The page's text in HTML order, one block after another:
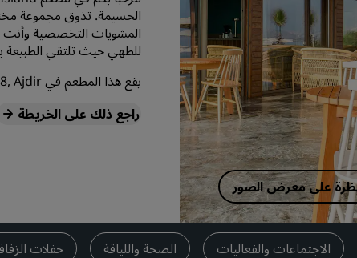
اطلب عرض أسعار
وجهات الفعاليات
البحث عن الرحلات
البحث عن مطعم
نظرة على معرض الصور
الحسيمة. تذوق مجموعة
للطهي حيث تلتقي الطبيعة
يقع هذا المطعم في Plage Sfiha KM 8, Ajdir, الحسيمة, 35502, المغرب
راجع ذلك على الخريطة
الاجتماعات والفعاليات الصحة واللياقة حفلات